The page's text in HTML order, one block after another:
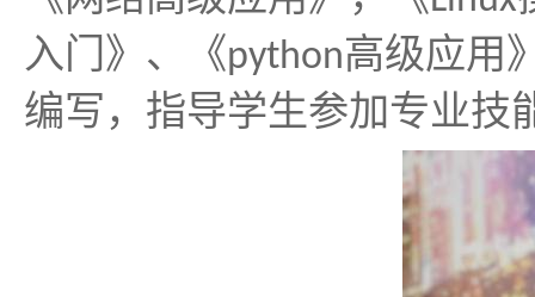
入门》、《python高级应用
编写，指导学生参加专业技